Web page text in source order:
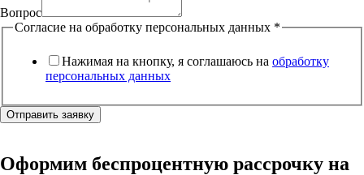
Вопрос
Согласие на обработку персональных данных *
Нажимая на кнопку, я соглашаюсь на обработку
персональных данных
Отправить заявку
Оформим беспроцентную рассрочку на